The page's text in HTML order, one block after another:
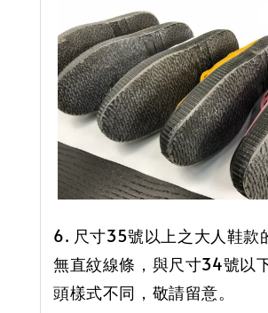
6. 尺寸35號以上之大人鞋款
無直紋線條，與尺寸34號以
頭樣式不同，敬請留意。